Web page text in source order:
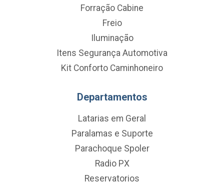
Forração Cabine
Freio
Iluminação
Itens Segurança Automotiva
Kit Conforto Caminhoneiro
Departamentos
Latarias em Geral
Paralamas e Suporte
Parachoque Spoler
Radio PX
Reservatorios